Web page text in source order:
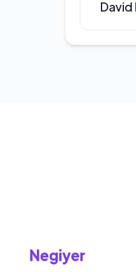
David
Negiyer